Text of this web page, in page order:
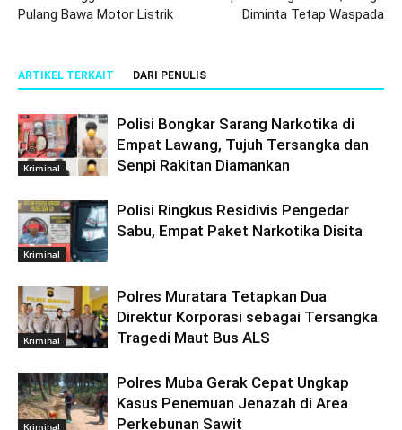
Pulang Bawa Motor Listrik
Diminta Tetap Waspada
ARTIKEL TERKAIT DARI PENULIS
Kriminal
Polisi Bongkar Sarang Narkotika di
Empat Lawang, Tujuh Tersangka dan
Senpi Rakitan Diamankan
Kriminal
Polisi Ringkus Residivis Pengedar
Sabu, Empat Paket Narkotika Disita
Kriminal
Polres Muratara Tetapkan Dua
Direktur Korporasi sebagai Tersangka
Tragedi Maut Bus ALS
Kriminal
Polres Muba Gerak Cepat Ungkap
Kasus Penemuan Jenazah di Area
Perkebunan Sawit